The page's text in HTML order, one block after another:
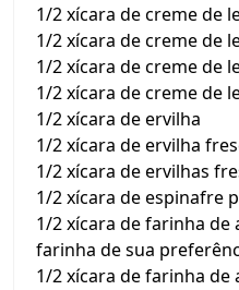
1/2 xícara de creme de
1/2 xícara de creme de
1/2 xícara de creme de
1/2 xícara de creme de
1/2 xícara de ervilha
1/2 xícara de ervilha
1/2 xícara de ervilhas
1/2 xícara de espinafre
1/2 xícara de farinha
farinha de sua
1/2 xícara de farinha de